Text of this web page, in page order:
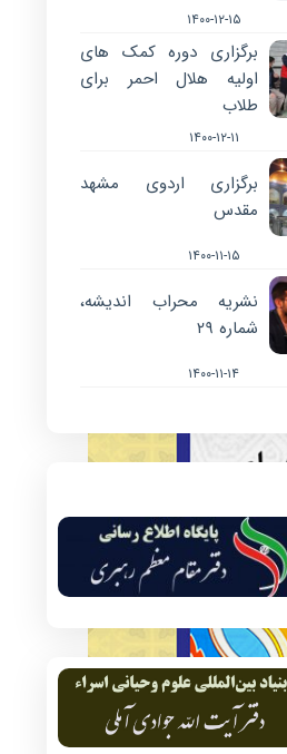
۱۴۰۰-۱۲-۱۵
برگزاری دوره کمک های
اولیه هلال احمر برای
طلاب
۱۴۰۰-۱۲-۱۱
برگزاری اردوی مشهد
مقدس
۱۴۰۰-۱۱-۱۵
نشریه محراب اندیشه،
شماره ۲۹
۱۴۰۰-۱۱-۱۴